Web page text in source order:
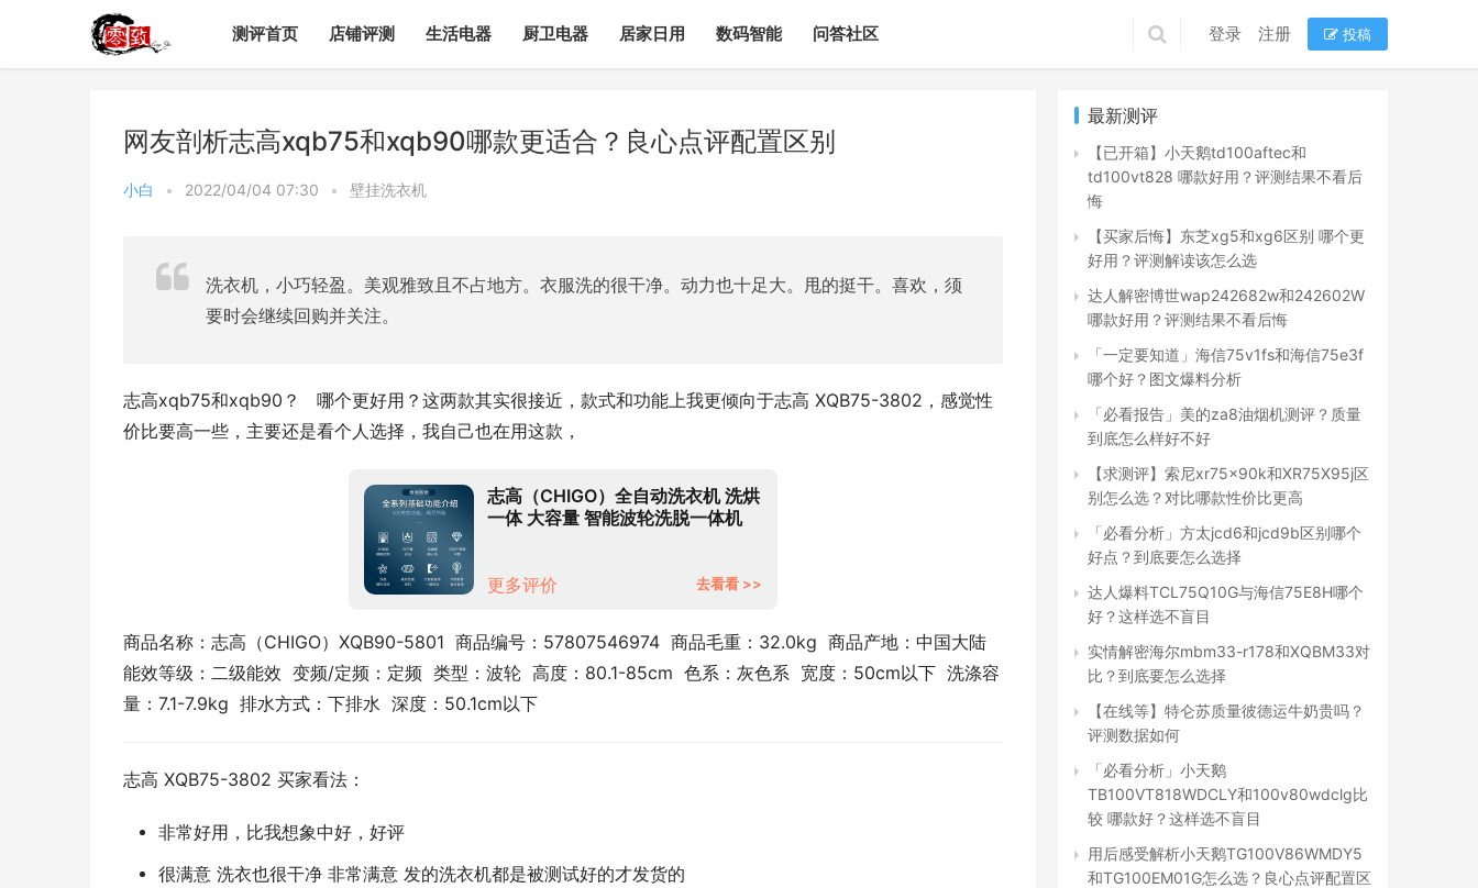
测评首页 店铺评测 生活电器 厨卫电器 居家日用 数码智能 问答社区 登录 注册 投稿
网友剖析志高xqb75和xqb90哪款更适合？良心点评配置区别
小白 • 2022/04/04 07:30 • 壁挂洗衣机
洗衣机，小巧轻盈。美观雅致且不占地方。衣服洗的很干净。动力也十足大。甩的挺干。喜欢，须
要时会继续回购并关注。
志高xqb75和xqb90？   哪个更好用？这两款其实很接近，款式和功能上我更倾向于志高 XQB75-3802，感觉性
价比要高一些，主要还是看个人选择，我自己也在用这款，
志高（CHIGO）全自动洗衣机 洗烘
一体 大容量 智能波轮洗脱一体机
更多评价
去看看 >>
商品名称：志高（CHIGO）XQB90-5801  商品编号：57807546974  商品毛重：32.0kg  商品产地：中国大陆
能效等级：二级能效  变频/定频：定频  类型：波轮  高度：80.1-85cm  色系：灰色系  宽度：50cm以下  洗涤容
量：7.1-7.9kg  排水方式：下排水  深度：50.1cm以下
志高 XQB75-3802 买家看法：
非常好用，比我想象中好，好评
很满意 洗衣也很干净 非常满意 发的洗衣机都是被测试好的才发货的
最新测评
【已开箱】小天鹅td100aftec和
td100vt828 哪款好用？评测结果不看后
悔
【买家后悔】东芝xg5和xg6区别 哪个更
好用？评测解读该怎么选
达人解密博世wap242682w和242602W
哪款好用？评测结果不看后悔
「一定要知道」海信75v1fs和海信75e3f
哪个好？图文爆料分析
「必看报告」美的za8油烟机测评？质量
到底怎么样好不好
【求测评】索尼xr75x90k和XR75X95j区
别怎么选？对比哪款性价比更高
「必看分析」方太jcd6和jcd9b区别哪个
好点？到底要怎么选择
达人爆料TCL75Q10G与海信75E8H哪个
好？这样选不盲目
实情解密海尔mbm33-r178和XQBM33对
比？到底要怎么选择
【在线等】特仑苏质量彼德运牛奶贵吗？
评测数据如何
「必看分析」小天鹅
TB100VT818WDCLY和100v80wdclg比
较 哪款好？这样选不盲目
用后感受解析小天鹅TG100V86WMDY5
和TG100EM01G怎么选？良心点评配置区